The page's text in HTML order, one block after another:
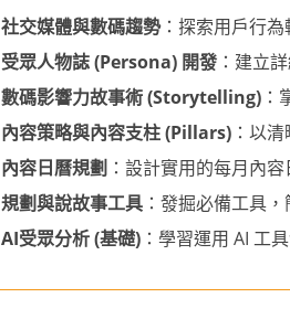
社交媒體與數碼趨勢：探索用戶行
受眾人物誌 (Persona) 開發 ：建立
數碼影響力故事術 (Storytelling)
內容策略與內容支柱 (Pillars) ：以
內容日曆規劃 ：設計實用的每月內
規劃與說故事工具 ：發掘必備工具
AI受眾分析 (基礎) ：學習運用 AI 工